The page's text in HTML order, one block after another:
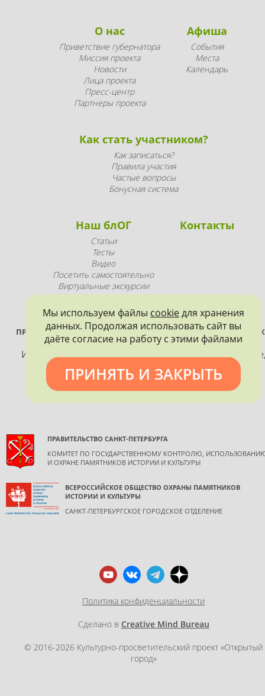
О нас
Приветствие губернатора
Миссия проекта
Новости
Лица проекта
Пресс-центр
Партнеры проекта
Афиша
События
Места
Календарь
Как стать участником?
Как записаться?
Правила участия
Частые вопросы
Бонусная система
Наш блОГ
Статьи
Тесты
Видео
Посетить самостоятельно
Виртуальные экскурсии
Промопродукция
Контакты
ПРОЕКТ РЕАЛИЗУЕТСЯ ПРИ ПОДДЕРЖКЕ ПРАВИТЕЛЬСТВА
ПЕТЕРБУРГА
Использование материалов, размещенных на
допускается только с согласия правообладателя и
обязательной ссылкой на источник информации.
ПРАВИТЕЛЬСТВО САНКТ-ПЕТЕРБУРГА
КОМИТЕТ ПО ГОСУДАРСТВЕННОМУ КОНТРОЛЮ,
И ОХРАНЕ ПАМЯТНИКОВ ИСТОРИИ И КУЛЬТУРЫ
ВСЕРОССИЙСКОЕ ОБЩЕСТВО ОХРАНЫ ПАМЯТНИКОВ
ИСТОРИИ И КУЛЬТУРЫ
САНКТ-ПЕТЕРБУРГСКОЕ ГОРОДСКОЕ ОТДЕЛЕНИЕ
Политика конфиденциальности
Сделано в Creative Mind Bureau
© 2016-2026 Культурно-просветительский проект «Открытый
город»
Мы используем файлы cookieдля хранения
данных. Продолжая использовать сайт вы
даёте согласие на работу с этими файлами
ПРИНЯТЬ И ЗАКРЫТЬ